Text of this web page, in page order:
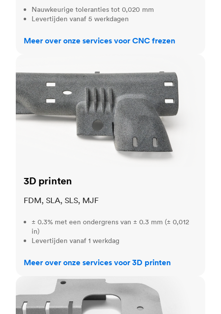
Nauwkeurige toleranties tot 0,020 mm
Levertijden vanaf 5 werkdagen
Meer over onze services voor CNC frezen
3D printen
FDM, SLA, SLS, MJF
± 0.3% met een ondergrens van ± 0.3 mm (± 0,012
in)
Levertijden vanaf 1 werkdag
Meer over onze services voor 3D printen
Plaatbewerking